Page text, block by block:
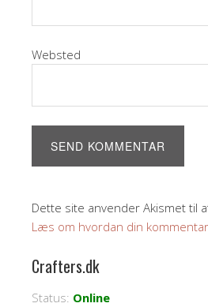
Websted
Dette site anvender Akismet til
Læs om hvordan din
Crafters.dk
Status: Online